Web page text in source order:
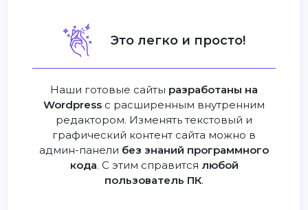
Это легко и просто!
Наши готовые сайты разработаны на
Wordpress с расширенным внутренним
редактором. Изменять текстовый и
графический контент сайта можно в
админ-панели без знаний программного
кода. С этим справится любой
пользователь ПК.